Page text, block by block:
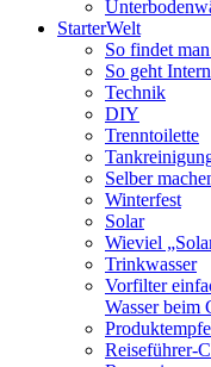
StarterWelt
So findet
So geht
Technik
DIY
Trenntoilette
Selber
Winterfest
Solar
Wieviel
Trinkwasser
Vorfilter
Wasser beim
Reiseführer-